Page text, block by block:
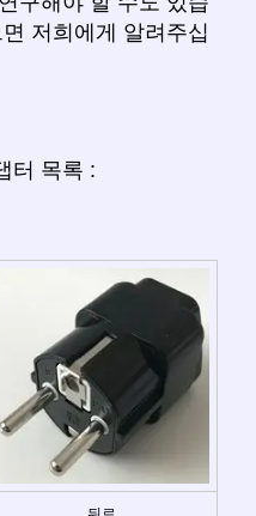
저희에게 알려주십
터 목록 :